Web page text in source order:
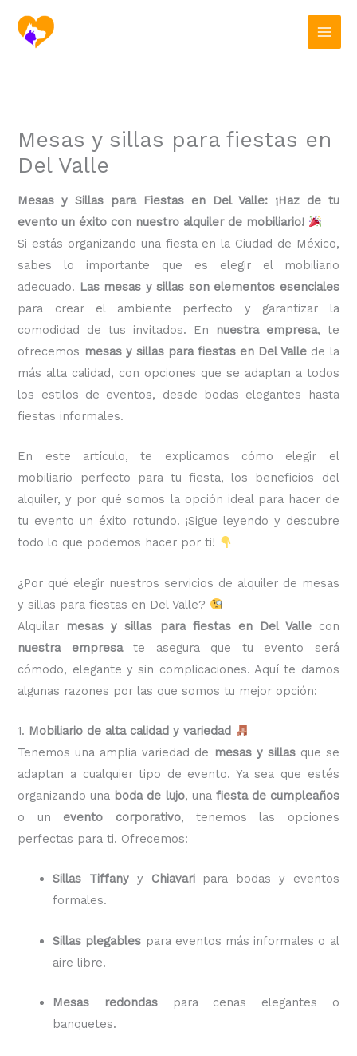
contenido
Mesas y sillas para fiestas en
Del Valle
Mesas y Sillas para Fiestas en Del Valle: ¡Haz de tu
evento un éxito con nuestro alquiler de mobiliario!
Si estás organizando una fiesta en la Ciudad de México,
sabes lo importante que es elegir el mobiliario
adecuado. Las mesas y sillas son elementos esenciales
para crear el ambiente perfecto y garantizar la
comodidad de tus invitados. En
nuestra empresa, te
ofrecemos mesas y sillas para fiestas en Del Valle de la
más alta calidad, con opciones que se adaptan a todos
los estilos de eventos, desde bodas elegantes hasta
fiestas informales.
En este artículo, te explicamos cómo elegir el
mobiliario perfecto para tu fiesta, los beneficios del
alquiler, y por qué somos la opción ideal para hacer de
tu evento un éxito rotundo. ¡Sigue leyendo y descubre
todo lo que podemos hacer por ti!
¿Por qué elegir nuestros servicios de alquiler de mesas
y sillas para fiestas en Del Valle?
Alquilar mesas y sillas para fiestas en Del Vallecon
nuestra empresate asegura que tu evento será
cómodo, elegante y sin complicaciones. Aquí te damos
algunas razones por las que somos tu mejor opción:
1. Mobiliario de alta calidad y variedad
Tenemos una amplia variedad de mesas y sillasque se
adaptan a cualquier tipo de evento. Ya sea que estés
organizando una boda de lujo, una fiesta de cumpleaños
o un evento corporativo, tenemos las opciones
perfectas para ti. Ofrecemos:
Sillas Tiffanyy Chiavaripara bodas y eventos
formales.
Sillas plegables para eventos más informales o al
aire libre.
Mesas redondaspara cenas elegantes o
banquetes.